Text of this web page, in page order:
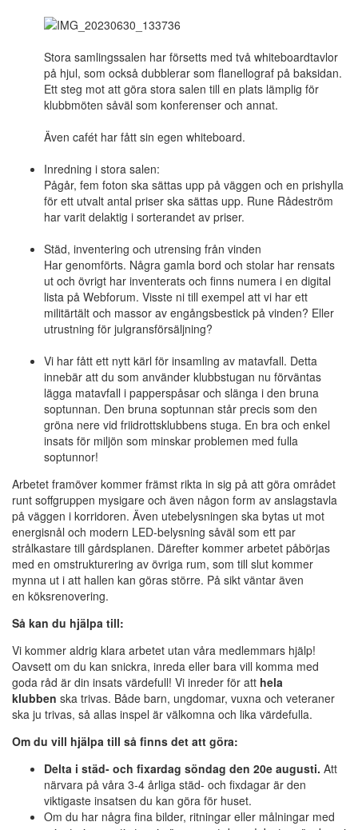
Stora samlingssalen har försetts med två whiteboardtavlor
på hjul, som också dubblerar som flanellograf på baksidan.
Ett steg mot att göra stora salen till en plats lämplig för
klubbmöten såväl som konferenser och annat.
Även cafét har fått sin egen whiteboard.
Inredning i stora salen:
Pågår, fem foton ska sättas upp på väggen och en prishylla
för ett utvalt antal priser ska sättas upp. Rune Rådeström
har varit delaktig i sorterandet av priser.
Städ, inventering och utrensing från vinden
Har genomförts. Några gamla bord och stolar har rensats
ut och övrigt har inventerats och finns numera i en digital
lista på Webforum. Visste ni till exempel att vi har ett
militärtält och massor av engångsbestick på vinden? Eller
utrustning för julgransförsäljning?
Vi har fått ett nytt kärl för insamling av matavfall. Detta
innebär att du som använder klubbstugan nu förväntas
lägga matavfall i papperspåsar och slänga i den bruna
soptunnan. Den bruna soptunnan står precis som den
gröna nere vid friidrottsklubbens stuga. En bra och enkel
insats för miljön som minskar problemen med fulla
soptunnor!
Arbetet framöver kommer främst rikta in sig på att göra området
runt soffgruppen mysigare och även någon form av anslagstavla
på väggen i korridoren. Även utebelysningen ska bytas ut mot
energisnål och modern LED-belysning såväl som ett par
strålkastare till gårdsplanen. Därefter kommer arbetet påbörjas
med en omstrukturering av övriga rum, som till slut kommer
mynna ut i att hallen kan göras större. På sikt väntar även
en köksrenovering.
Så kan du hjälpa till:
Vi kommer aldrig klara arbetet utan våra medlemmars hjälp!
Oavsett om du kan snickra, inreda eller bara vill komma med
goda råd är din insats värdefull! Vi inreder för att hela
klubben ska trivas. Både barn, ungdomar, vuxna och veteraner
ska ju trivas, så allas inspel är välkomna och lika värdefulla.
Om du vill hjälpa till så finns det att göra:
Delta i städ- och fixardag söndag den 20e augusti. Att
närvara på våra 3-4 årliga städ- och fixdagar är den
viktigaste insatsen du kan göra för huset.
Om du har några fina bilder, ritningar eller målningar med